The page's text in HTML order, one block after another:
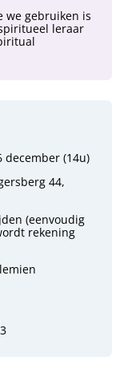
we gebruiken is
leraar
december (14u)
44,
(eenvoudig
rekening